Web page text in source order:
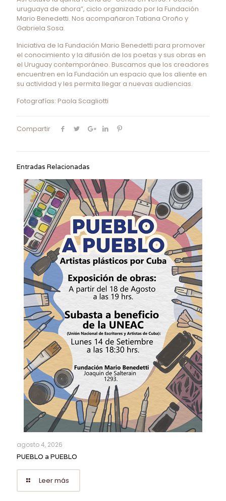
uruguaya de ahora”, ciclo organizado por la Fundación
Mario Benedetti. Nos acompañaron Tatiana Oroño y
Gabriela Sosa.
Iniciativa de la Fundación Mario Benedetti para promover
el conocimiento y la difusión de los poetas y sus obras en
el Uruguay contemporáneo. Buscamos que los creadores
encuentren en la Fundación un espacio que los aliente en
su actividad y les permita llegar a nuevas audiencias.
Fotografías: Paola Scagliotti
Compartir
Entradas Relacionadas
agosto 4, 2026
PUEBLO a PUEBLO
Leer más